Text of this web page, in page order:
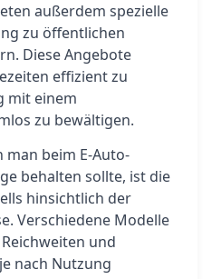
außerdem spezielle
zu öffentlichen
Diese Angebote
effizient zu
mit einem
zu bewältigen.
man beim E-Auto-
behalten sollte, ist die
hinsichtlich der
Verschiedene Modelle
und
nach Nutzung